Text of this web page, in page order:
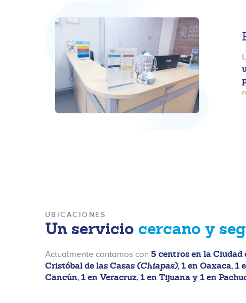
UBICACIONES
Un servicio cercano y
Actualmente contamos con 5 centros en la Ciudad
Cristóbal de las Casas (Chiapas), 1 en Oaxaca, 1
Cancún, 1 en Veracruz, 1 en Tijuana y 1 en